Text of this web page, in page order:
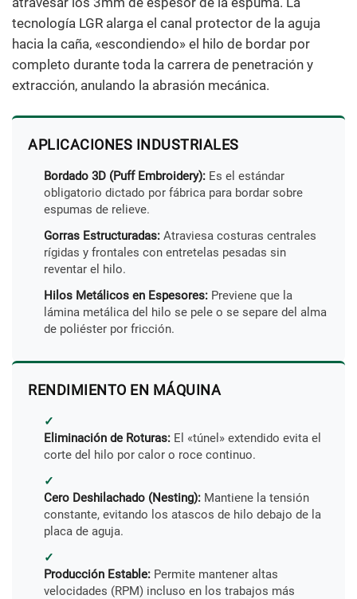
tecnología LGR alarga el canal protector de la aguja
hacia la caña, «escondiendo» el hilo de bordar por
completo durante toda la carrera de penetración y
extracción, anulando la abrasión mecánica.
APLICACIONES INDUSTRIALES
Bordado 3D (Puff Embroidery):Es el estándar
obligatorio dictado por fábrica para bordar sobre
espumas de relieve.
Gorras Estructuradas:Atraviesa costuras centrales
rígidas y frontales con entretelas pesadas sin
reventar el hilo.
Hilos Metálicos en Espesores:Previene que la
lámina metálica del hilo se pele o se separe del alma
de poliéster por fricción.
RENDIMIENTO EN MÁQUINA
✓
Eliminación de Roturas:El «túnel» extendido evita el
corte del hilo por calor o roce continuo.
✓
Cero Deshilachado (Nesting):Mantiene la tensión
constante, evitando los atascos de hilo debajo de la
placa de aguja.
✓
Producción Estable:Permite mantener altas
velocidades (RPM) incluso en los trabajos más